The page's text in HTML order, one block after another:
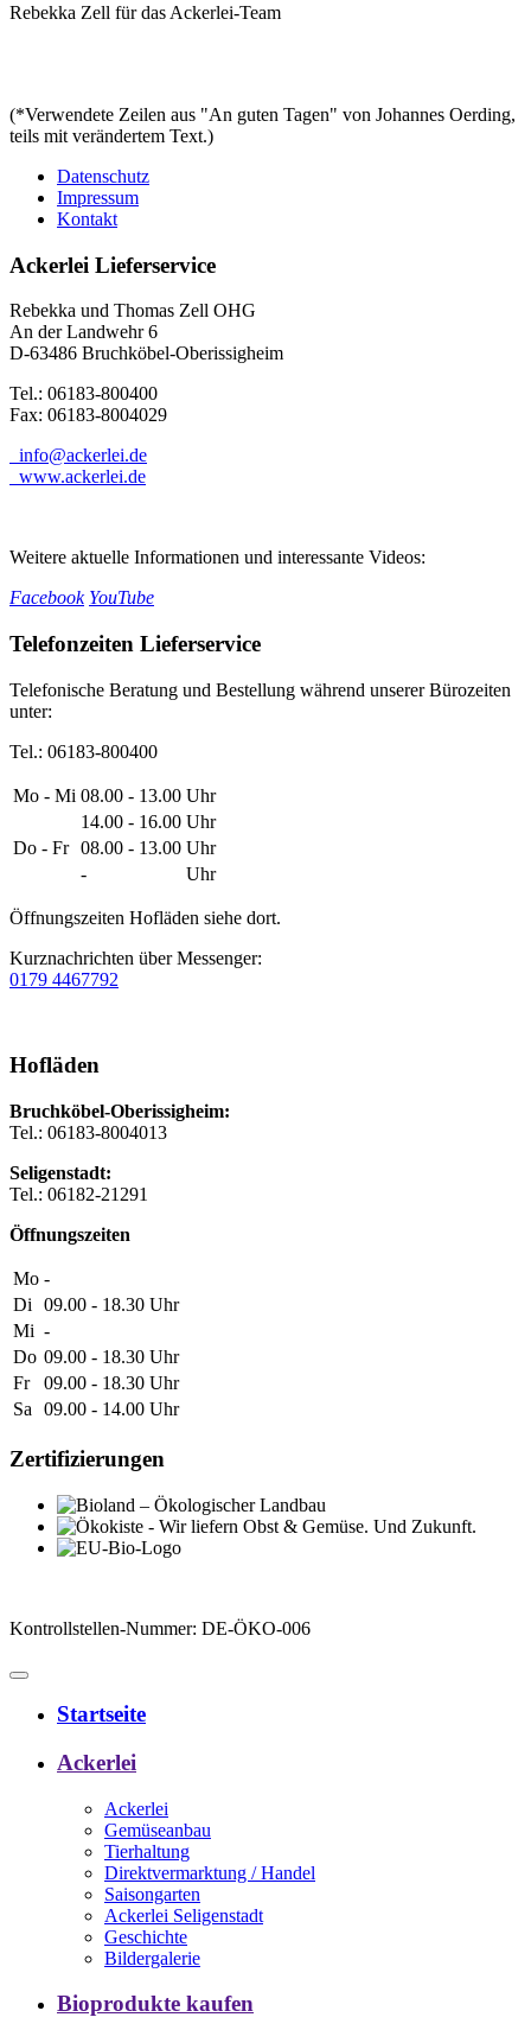
Rebekka Zell für das Ackerlei-Team
(*Verwendete Zeilen aus "An guten Tagen" von Johannes Oerding,
teils mit verändertem Text.)
Datenschutz
Impressum
Kontakt
Ackerlei Lieferservice
Rebekka und Thomas Zell OHG
An der Landwehr 6
D-63486 Bruchköbel-Oberissigheim
Tel.: 06183-800400
Fax: 06183-8004029
info@ackerlei.de
www.ackerlei.de
Weitere aktuelle Informationen und interessante Videos:
Facebook YouTube
Telefonzeiten Lieferservice
Telefonische Beratung und Bestellung während unserer Bürozeiten
unter:
Tel.: 06183-800400
Mo - Mi 08.00 - 13.00 Uhr
14.00 - 16.00 Uhr
Do - Fr 08.00 - 13.00 Uhr
-
Uhr
Öffnungszeiten Hofläden siehe dort.
Kurznachrichten über Messenger:
0179 4467792
Hofläden
Bruchköbel-Oberissigheim:
Tel.: 06183-8004013
Seligenstadt:
Tel.: 06182-21291
Öffnungszeiten
Mo -
Di
09.00 - 18.30 Uhr
Mi -
Do 09.00 - 18.30 Uhr
Fr
09.00 - 18.30 Uhr
Sa
09.00 - 14.00 Uhr
Zertifizierungen
Kontrollstellen-Nummer: DE-ÖKO-006
Startseite
Ackerlei
Ackerlei
Gemüseanbau
Tierhaltung
Direktvermarktung / Handel
Saisongarten
Ackerlei Seligenstadt
Geschichte
Bildergalerie
Bioprodukte kaufen